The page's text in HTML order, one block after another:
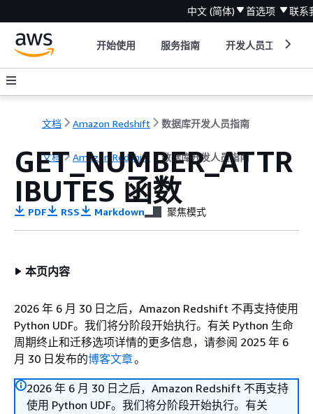
中文 (简体) 首选项 联系
开始使用 服务指南 开发人员工具
文档 Amazon Redshift 数据库开发人员指南
文档 Amazon Redshift 数据库开发人员指南
GET_NUMBER_ATTR
IBUTES 函数
PDF RSS Markdown 聚焦模式
本页内容
2026 年 6 月 30 日之后，Amazon Redshift 不再支持使用
Python UDF。我们将分阶段开始执行。有关 Python 生命
周期终止和迁移选项详情的更多信息，请参阅 2025 年 6
月 30 日发布的博客文章。
2026 年 6 月 30 日之后，Amazon Redshift 不再支持
使用 Python UDF。我们将分阶段开始执行。有关